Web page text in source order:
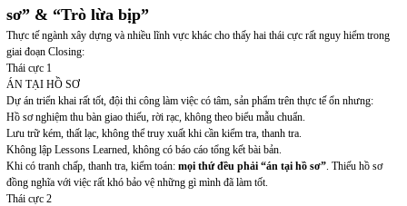
sơ” & “Trò lừa bịp”
Thực tế ngành xây dựng và nhiều lĩnh vực khác cho thấy hai thái cực rất nguy hiểm trong
giai đoạn Closing:
Thái cực 1
ÁN TẠI HỒ SƠ
Dự án triển khai rất tốt, đội thi công làm việc có tâm, sản phẩm trên thực tế ổn nhưng:
Hồ sơ nghiệm thu bàn giao thiếu, rời rạc, không theo biểu mẫu chuẩn.
Lưu trữ kém, thất lạc, không thể truy xuất khi cần kiểm tra, thanh tra.
Không lập Lessons Learned, không có báo cáo tổng kết bài bản.
Khi có tranh chấp, thanh tra, kiểm toán: mọi thứ đều phải “án tại hồ sơ”. Thiếu hồ sơ
đồng nghĩa với việc rất khó bảo vệ những gì mình đã làm tốt.
Thái cực 2